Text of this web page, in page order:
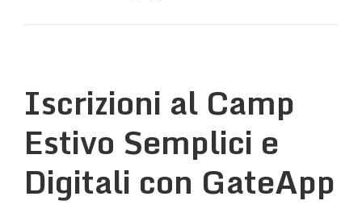
Iscrizioni al Camp
Estivo Semplici e
Digitali con GateApp